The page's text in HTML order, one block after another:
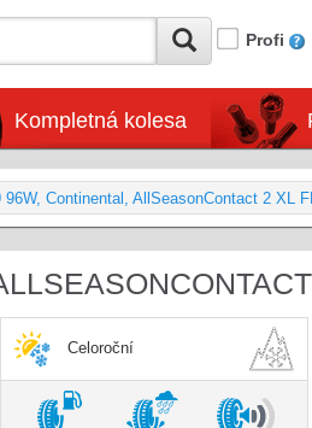
Profi
Kompletná kolesa
96W, Continental, AllSeasonContact 2 XL
Celoroční